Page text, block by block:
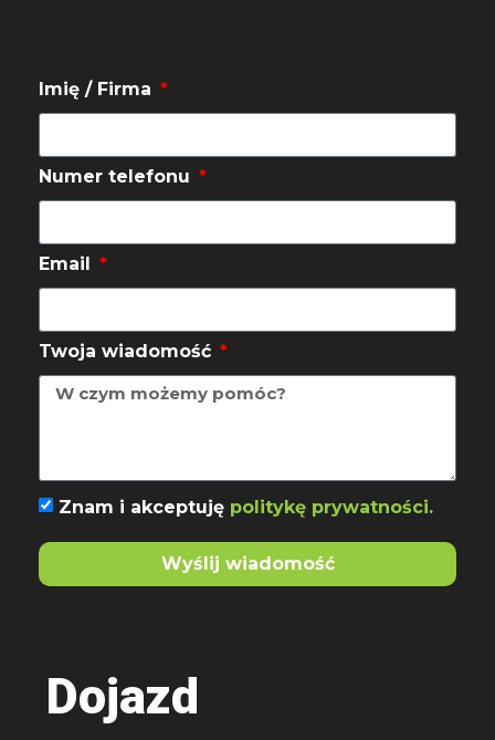
Imię / Firma
Numer telefonu
Email
Twoja wiadomość
Znam i akceptuję politykę prywatności.
Wyślij wiadomość
Dojazd